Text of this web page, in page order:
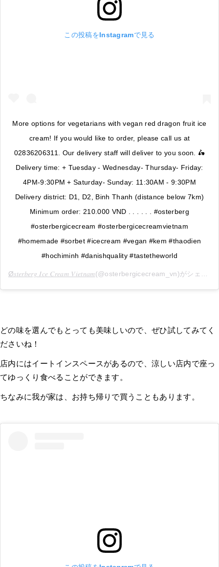
この投稿をInstagramで見る
More options for vegetarians with vegan red dragon fruit ice
cream! If you would like to order, please call us at
02836206311. Our delivery staff will deliver to you soon. 🛵
Delivery time: + Tuesday - Wednesday- Thursday- Friday:
4PM-9:30PM + Saturday- Sunday: 11:30AM - 9:30PM
Delivery district: D1, D2, Binh Thanh (distance below 7km)
Minimum order: 210.000 VND . . . . . . #osterberg
#osterbergicecream #osterbergicecreamvietnam
#homemade #sorbet #icecream #vegan #kem #thaodien
#hochiminh #danishquality #tastetheworld
Ø𝑠𝑡𝑒𝑟𝑏𝑒𝑟𝑔 𝐼𝑐𝑒 𝐶𝑟𝑒𝑎𝑚 𝑉𝑖𝑒𝑡𝑛𝑎𝑚(@osterbergicecream_vn)がシェアした投稿 -
どの味を選んでもとっても美味しいので、ぜひ試してみてく
ださいね！
店内にはイートインスペースがあるので、涼しい店内で座っ
てゆっくり食べることができます。
ちなみに我が家は、お持ち帰りで買うこともあります。